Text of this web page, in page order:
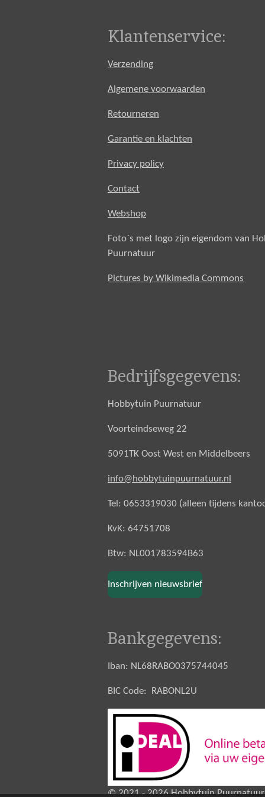
Klantenservice:
Verzending
Algemene voorwaarden
Retourneren
Garantie en klachten
Privacy policy
Contact
Webshop
Foto`s met logo zijn eigendom van
Puurnatuur
Pictures by Wikimedia Commons
Bedrijfsgegevens:
Hobbytuin Puurnatuur
Voorteindseweg 22
5091TK Oost West en Middelbeers
info@hobbytuinpuurnatuur.nl
Tel: 0653319030 (alleen tijdens
KvK: 64751708
Btw: NL001783594B63
Inschrijven nieuwsbrief
Bankgegevens:
Iban: NL68RABO0375744045
BIC Code: RABONL2U
© 2021 - 2026 Hobbytuin Puurnatuur